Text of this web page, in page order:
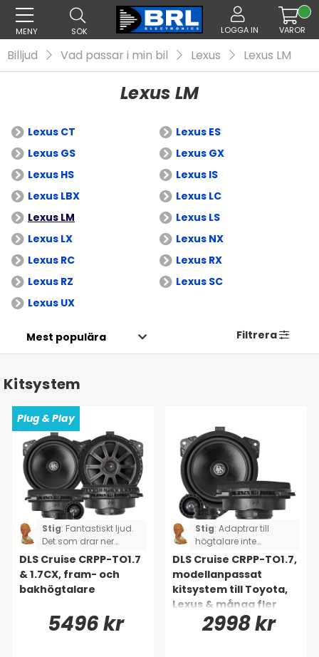
MENY SÖK LOGGA IN VAROR
Billjud Vad passar i min bil Lexus Lexus LM
Lexus LM
Lexus CT
Lexus ES
Lexus GS
Lexus GX
Lexus HS
Lexus IS
Lexus LBX
Lexus LC
Lexus LM
Lexus LS
Lexus LX
Lexus NX
Lexus RC
Lexus RX
Lexus RZ
Lexus SC
Lexus UX
Filtrera
Kitsystem
Plug & Play
Stig: Fantastiskt ljud.
Det som drar ner
betyget är att satsen
inte var komplett. Två
adaptersladdar
saknades, så jag fick
stället för plugga in
och spela. (Toyota
DLS Cruise CRPP-TO1.7
& 1.7CX, fram- och
bakhögtalare
5496 kr
Stig: Adaptrar till
högtalare inte
komplett, jag fick
klippa och löda två av
högtalarna.
GällerToyota Rav4.
DLS Cruise CRPP-TO1.7,
modellanpassat
kitsystem till Toyota,
Lexus & många fler
2998 kr